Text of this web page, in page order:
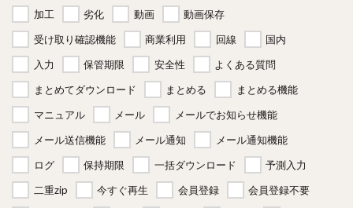
加工
劣化 動画
動画保存
受け取り確認機能
商業利用 回線
国内
入力
保管期限 安全性
よくある質問
まとめてダウンロード
まとめる
まとめる機能
マニュアル
メール
メールでお知らせ機能
メール送信機能
メール通知
メール通知機能
ログ
保持期限 一括ダウンロード
予測入力
二重zip
今すぐ再生 会員登録
会員登録不要